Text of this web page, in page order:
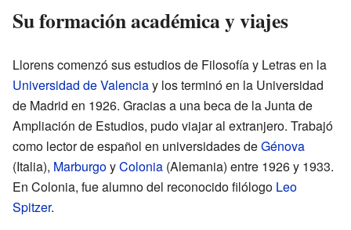
Su formación académica y viajes
Llorens comenzó sus estudios de Filosofía y Letras en la
Universidad de Valenciay los terminó en la Universidad
de Madrid en 1926. Gracias a una beca de la Junta de
Ampliación de Estudios, pudo viajar al extranjero. Trabajó
como lector de español en universidades deGénova
(Italia), MarburgoyColonia (Alemania) entre 1926 y 1933.
En Colonia, fue alumno del reconocido filólogo Leo
Spitzer.